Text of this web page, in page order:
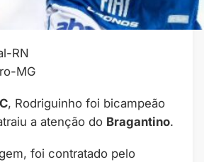
RN
MG
, Rodriguinho foi bicampeão
a atenção do Bragantino.
foi contratado pelo